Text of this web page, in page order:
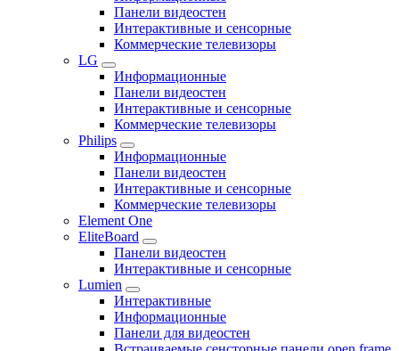
Панели видеостен
Интерактивные и сенсорные
Коммерческие телевизоры
LG
Информационные
Панели видеостен
Интерактивные и сенсорные
Коммерческие телевизоры
Philips
Информационные
Панели видеостен
Интерактивные и сенсорные
Коммерческие телевизоры
Element One
EliteBoard
Панели видеостен
Интерактивные и сенсорные
Lumien
Интерактивные
Информационные
Панели для видеостен